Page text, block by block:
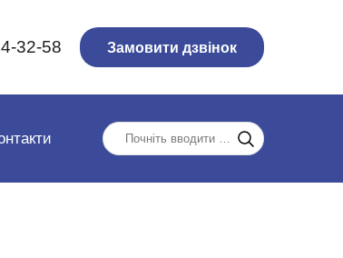
32-58 Замовити дзвінок